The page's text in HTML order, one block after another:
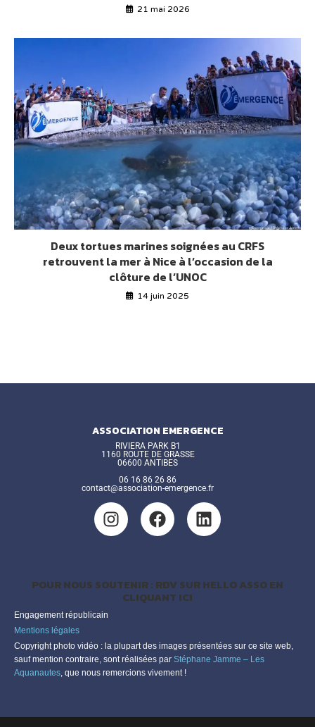
21 mai 2026
Deux tortues marines soignées au CRFS
retrouvent la mer à Nice à l’occasion de la
clôture de l’UNOC
14 juin 2025
ASSOCIATION EMERGENCE
RIVIERA PARK B1
1160 ROUTE DE GRASSE
06600 ANTIBES
06 16 86 26 86
contact@association-emergence.fr
POUR NOUS SOUTENIR : RDV SUR HELLO ASSO EN
CLIQUANT ICI
Engagement républicain
Mentions légales
Copyright photo vidéo : la plupart des images présentées sur ce site web,
sauf mention contraire, sont réalisées par Stéphane Jamme – Les
Aquanautes , que nous remercions vivement !